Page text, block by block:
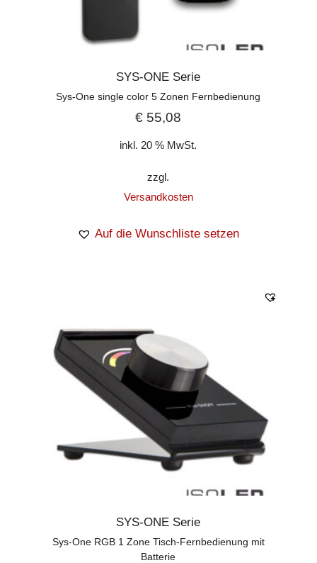
SYS-ONE Serie
Sys-One single color 5 Zonen Fernbedienung
€ 55,08
inkl. 20 % MwSt.
zzgl.
Versandkosten
Auf die Wunschliste setzen
SYS-ONE Serie
Sys-One RGB 1 Zone Tisch-Fernbedienung mit
Batterie